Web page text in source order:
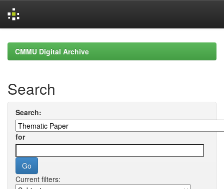
navigationCMMU Digital Archive
Search
Search:
for
Current filters: